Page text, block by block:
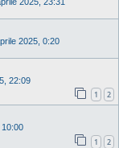
2025, 0:20
22:09
1 2
1 2